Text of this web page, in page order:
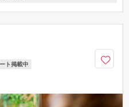
ハラ3F
ト掲載中